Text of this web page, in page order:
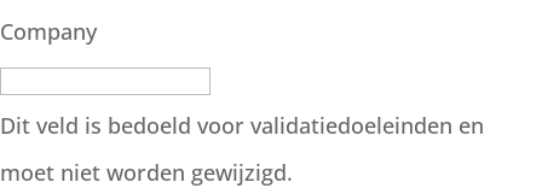
Company
Dit veld is bedoeld voor validatiedoeleinden en
moet niet worden gewijzigd.